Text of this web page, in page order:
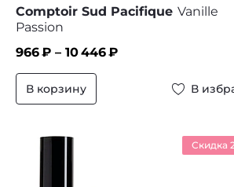
Comptoir Sud Pacifique Vanille
Passion
966₽ – 10 446₽
В корзину В
Скидка